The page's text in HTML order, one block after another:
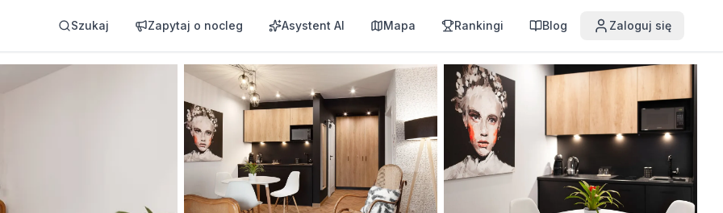
Szukaj Zapytaj o nocleg Asystent AI Mapa Rankingi Blog Zaloguj się